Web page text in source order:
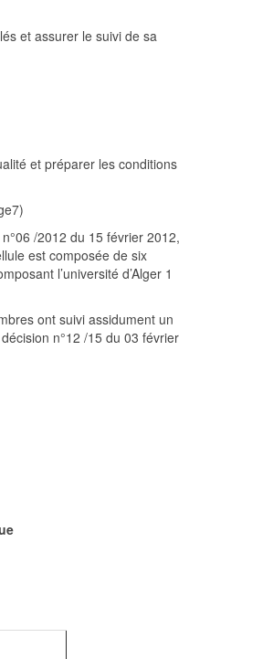
et assurer le suivi de sa
et préparer les conditions
/2012 du 15 février 2012,
est composée de six
l’université d’Alger 1
ont suivi assidument un
n°12 /15 du 03 février